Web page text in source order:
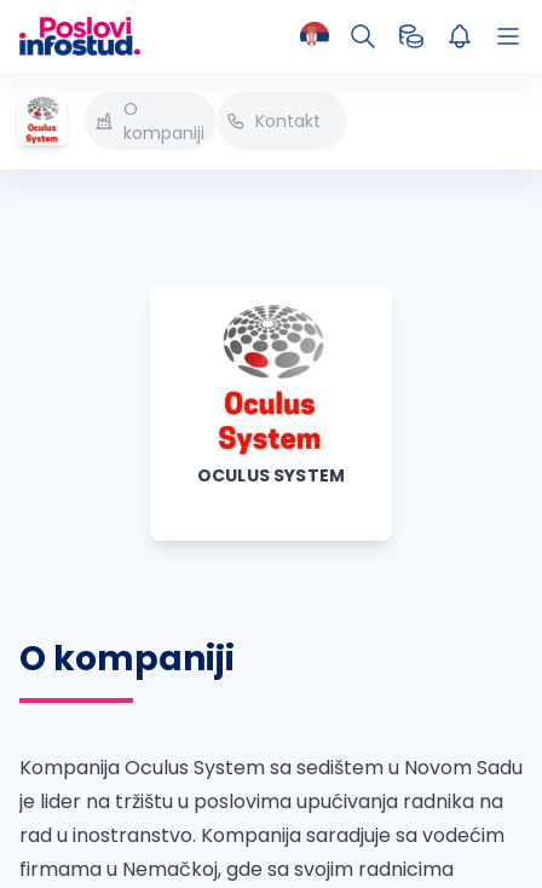
O
kompaniji
Kontakt
OCULUS SYSTEM
O kompaniji
Kompanija Oculus System sa sedištem u Novom Sadu
je lider na tržištu u poslovima upućivanja radnika na
rad u inostranstvo. Kompanija saradjuje sa vodećim
firmama u Nemačkoj, gde sa svojim radnicima